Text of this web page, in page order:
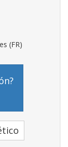
(FR)